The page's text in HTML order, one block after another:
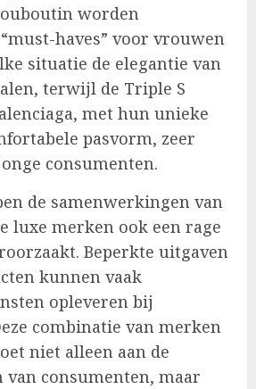
worden
haves” voor vrouwen
situatie de elegantie van
terwijl de Triple S
met hun unieke
pasvorm, zeer
consumenten.
de samenwerkingen van
luxe merken ook een rage
Beperkte uitgaven
kunnen vaak
opleveren bij
combinatie van merken
niet alleen aan de
van consumenten, maar